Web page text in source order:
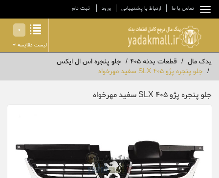
تماس با ما ارتباط با پشتیبانی ورود ثبت نام
0
لیست مقایسه
یدک مال قطعات بدنه 405
جلو پنجره اس ال ایکس
جلو پنجره پژو 405 SLX سفید مهرخواه
جلو پنجره پژو 405 SLX سفید مهرخواه